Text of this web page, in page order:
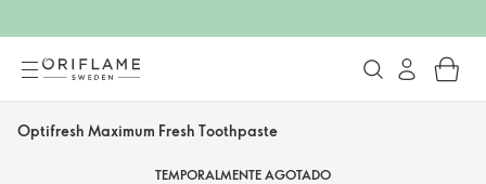
Optifresh Maximum Fresh Toothpaste
TEMPORALMENTE AGOTADO